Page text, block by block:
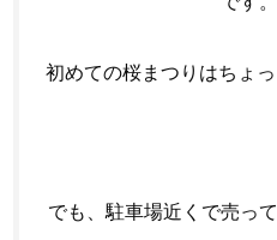
初めての桜まつりはちょ
でも、駐車場近くで売っ